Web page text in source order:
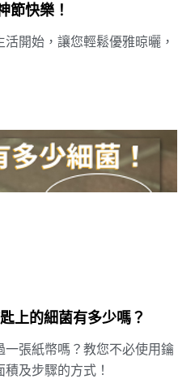
節快樂！
開始，讓您輕鬆優雅晾曬，
上的細菌有多少嗎？
張紙幣嗎？教您不必使用鑰
及步驟的方式！